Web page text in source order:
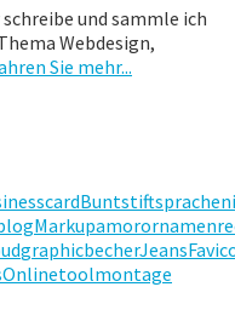
und sammle ich
Webdesign,
Sie mehr...
Buntstiftsprachen
Markupamor
graphicbecherJeans
Onlinetoolmontage